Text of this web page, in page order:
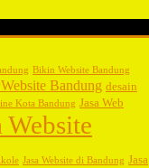
Bikin Website Bandung
Bandung desain
Kota Bandung Jasa Web
Website
Jasa Website di Bandung Jasa